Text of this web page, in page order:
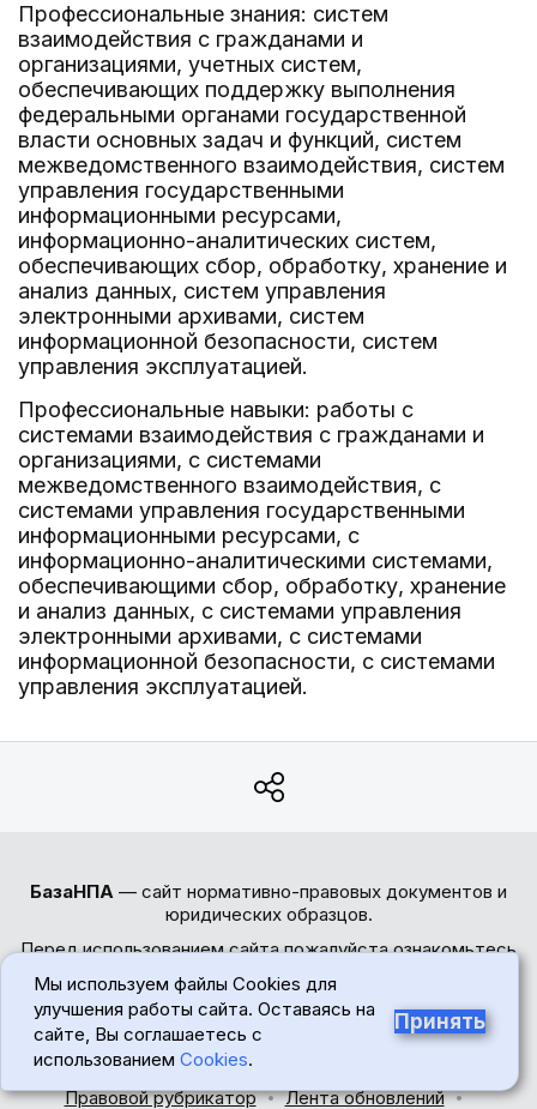
Профессиональные знания: систем
взаимодействия с гражданами и
организациями, учетных систем,
обеспечивающих поддержку выполнения
федеральными органами государственной
власти основных задач и функций, систем
межведомственного взаимодействия, систем
управления государственными
информационными ресурсами,
информационно-аналитических систем,
обеспечивающих сбор, обработку, хранение и
анализ данных, систем управления
электронными архивами, систем
информационной безопасности, систем
управления эксплуатацией.
Профессиональные навыки: работы с
системами взаимодействия с гражданами и
организациями, с системами
межведомственного взаимодействия, с
системами управления государственными
информационными ресурсами, с
информационно-аналитическими системами,
обеспечивающими сбор, обработку, хранение
и анализ данных, с системами управления
электронными архивами, с системами
информационной безопасности, с системами
управления эксплуатацией.
БазаНПА — сайт нормативно-правовых документов и
юридических образцов.
Перед использованием сайта пожалуйста ознакомьтесь
с
Политикой обработки персональных данных
используетcookie-файлы. Обратите внимание -
авторские права на тексты статей и формы документов
защищены. При цитировании материалов сайта
обязательна установка прямой активной гиперссылки.
Правовой рубрикатор
Лента обновлений
Мы используем файлы Cookies для
улучшения работы сайта. Оставаясь на
сайте, Вы соглашаетесь с
использованием Cookies.
Принять